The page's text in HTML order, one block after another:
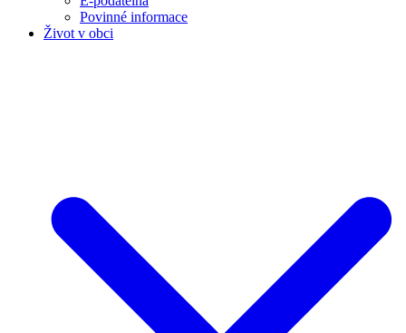
Povinné informace
Život v obci